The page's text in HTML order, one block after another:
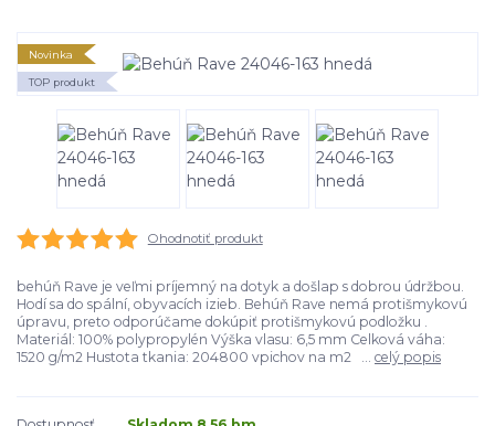
Novinka
TOP produkt
Ohodnotiť produkt
behúň Rave je veľmi príjemný na dotyk a došlap s dobrou údržbou.
Hodí sa do spální, obyvacích izieb. Behúň Rave nemá protišmykovú
úpravu, preto odporúčame dokúpiť protišmykovú podložku .
Materiál: 100% polypropylén Výška vlasu: 6,5 mm Celková váha:
1520 g/m2 Hustota tkania: 204800 vpichov na m2 ... celý popis